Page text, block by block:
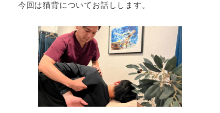
今回は猫背についてお話しします。